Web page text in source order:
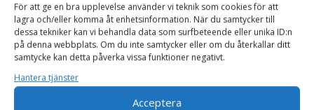
För att ge en bra upplevelse använder vi teknik som cookies för att
lagra och/eller komma åt enhetsinformation. När du samtycker till
dessa tekniker kan vi behandla data som surfbeteende eller unika ID:n
på denna webbplats. Om du inte samtycker eller om du återkallar ditt
samtycke kan detta påverka vissa funktioner negativt.
Hantera tjänster
Acceptera
SPECIFIKATIONER:
Grafikkort: MSI GeForce GTX 1660 SUPER 6 GB
Processor: Intel® Core™ i5-4460 – Upp till 3,4 GHz, 4
kärnig